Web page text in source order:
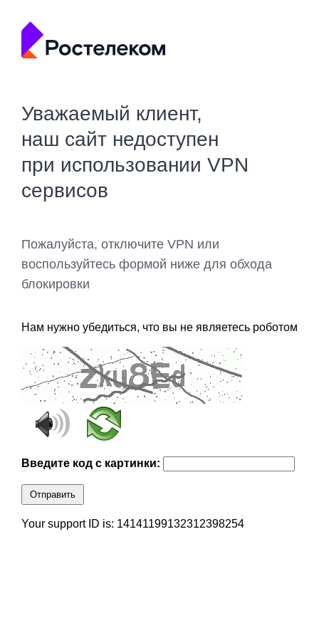
Уважаемый клиент,
наш сайт недоступен
при использовании VPN
сервисов
Пожалуйста, отключите VPN или
воспользуйтесь формой ниже для обхода
блокировки
Нам нужно убедиться, что вы не являетесь роботом
Введите код с картинки:
Отправить
Your support ID is: 14141199132312398254